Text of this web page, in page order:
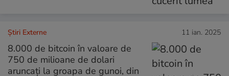
Știri Externe 11 ian. 2025
8.000 de bitcoin în valoare de
750 de milioane de dolari
aruncați la groapa de gunoi, din